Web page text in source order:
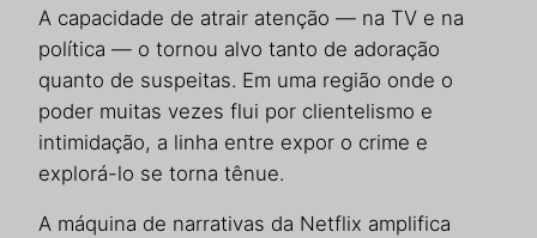
A capacidade de atrair atenção — na TV e na
política — o tornou alvo tanto de adoração
quanto de suspeitas. Em uma região onde o
poder muitas vezes flui por clientelismo e
intimidação, a linha entre expor o crime e
explorá-lo se torna tênue.
A máquina de narrativas da Netflix amplifica